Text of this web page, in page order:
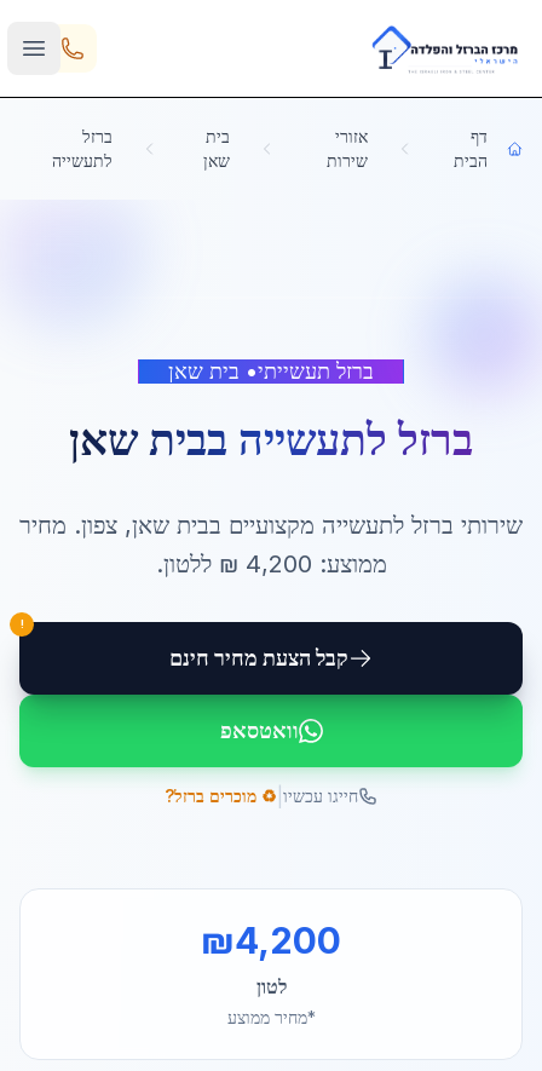
Skip to main content
דף
הבית
אזורי
שירות
בית
שאן
ברזל
לתעשייה
ברזל תעשייתי• בית שאן
ברזל לתעשייה בבית שאן
שירותי ברזל לתעשייה מקצועיים בבית שאן, צפון. מחיר
ממוצע: 4,200 ₪ ללטון.
קבל הצעת מחיר חינם
!
וואטסאפ
חייגו עכשיו ♻️ מוכרים ברזל?
₪4,200
לטון
*מחיר ממוצע